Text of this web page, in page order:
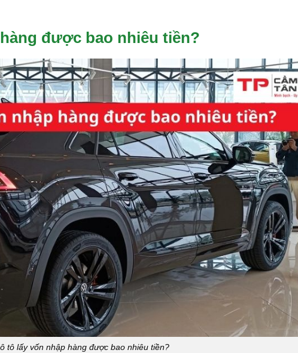
được bao nhiêu tiền?
tô lấy vốn nhập hàng được bao nhiêu tiền?